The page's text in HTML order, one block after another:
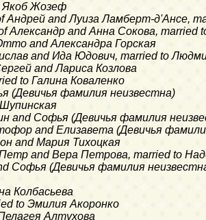
Якоб Жозеф
Андрей and Луиза Ламберт-д'Ансе,
Александр and Анна Сокова, married
and Александра Горская
and Ида Юдович, married to
and Лариса Козлова
to Галина Коваленко
(Девичья фамилия неизвестна)
and Софья (Девичья фамилия
and Елизавета (Девичья
and Мария Тихоцкая
and Вера Петрова, married to
Софья (Девичья фамилия
Колбасьева
to Эмилия Акоронко
Алтухова